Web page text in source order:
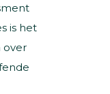
is het
over